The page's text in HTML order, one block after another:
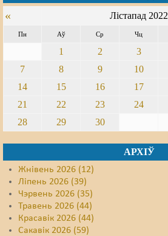
« Лістапад 2022
Пн Аў Ср Чц
1 2 3
7
8 9 10
14
15 16 17
21
22 23 24
28
29 30
АРХІЎ
Жнівень 2026 (12)
Ліпень 2026 (39)
Чэрвень 2026 (35)
Травень 2026 (44)
Красавік 2026 (44)
Сакавік 2026 (59)